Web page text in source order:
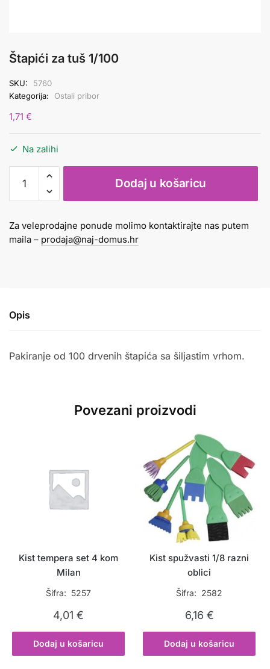
Štapići za tuš 1/100
SKU:
5760
Kategorija:
Ostali pribor
1,71 €
Na zalihi
tuš
količina
Dodaj u košaricu
Za veleprodajne ponude molimo kontaktirajte nas putem
maila – prodaja@naj-domus.hr
Opis
Pakiranje od 100 drvenih štapića sa šiljastim vrhom.
Povezani proizvodi
Kist tempera set 4 kom
Milan
Šifra: 5257
4,01€
Dodaj u košaricu
Kist spužvasti 1/8 razni
oblici
Šifra: 2582
6,16 €
Dodaj u košaricu